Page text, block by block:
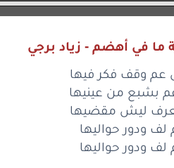
ودور
وقففكرفيها
بشبعمنعينيها
ليشمقضيها
ما في أهضم - زياد برجي
وقف فكر فيها
بشبع من عينيها
ليش مقضيها
لف ودور حواليها
لف ودور حواليها